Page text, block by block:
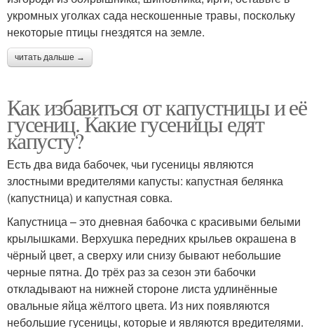
укромных уголках сада нескошенные травы, поскольку
некоторые птицы гнездятся на земле.
читать дальше →
Как избавиться от капустницы и её
гусениц. Какие гусеницы едят
капусту?
Есть два вида бабочек, чьи гусеницы являются
злостными вредителями капусты: капустная белянка
(капустница) и капустная совка.
Капустница – это дневная бабочка с красивыми белыми
крылышками. Верхушка передних крыльев окрашена в
чёрный цвет, а сверху или снизу бывают небольшие
черные пятна. До трёх раз за сезон эти бабочки
откладывают на нижней стороне листа удлинённые
овальные яйца жёлтого цвета. Из них появляются
небольшие гусеницы, которые и являются вредителями.